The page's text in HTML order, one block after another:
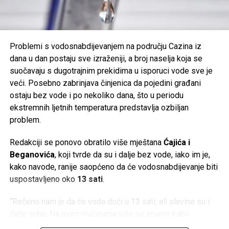
Mail
Problemi s vodosnabdijevanjem na području Cazina iz
dana u dan postaju sve izraženiji, a broj naselja koja se
suočavaju s dugotrajnim prekidima u isporuci vode sve je
veći. Posebno zabrinjava činjenica da pojedini građani
ostaju bez vode i po nekoliko dana, što u periodu
ekstremnih ljetnih temperatura predstavlja ozbiljan
problem.
Redakciji se ponovo obratilo više mještana Ćajića i
Beganovića, koji tvrde da su i dalje bez vode, iako im je,
kako navode, ranije saopćeno da će vodosnabdijevanje biti
uspostavljeno oko 13 sati.
“Rečeno nam je da će voda doći u 13 sati, ali slavine su i
organizovati osnovne potrebe u domaćinstvu”, navodi